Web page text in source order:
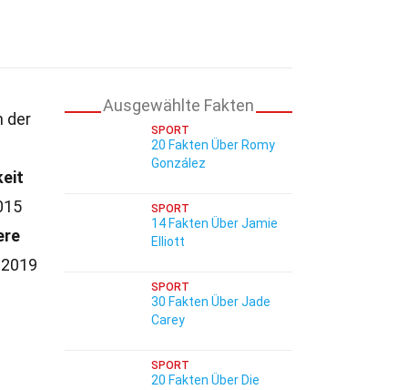
der
Ausgewählte Fakten
SPORT
20 Fakten Über Romy
González
SPORT
14 Fakten Über Jamie
Elliott
SPORT
30 Fakten Über Jade
Carey
SPORT
20 Fakten Über Die